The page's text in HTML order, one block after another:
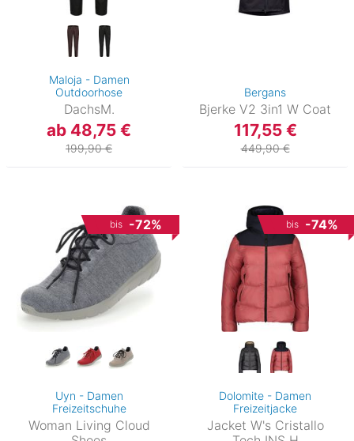
Maloja - Damen
Outdoorhose
DachsM.
ab 48,75 €
199,90 €
Bergans
Bjerke V2 3in1 W Coat
117,55 €
449,90 €
bis -72%
Uyn - Damen
Freizeitschuhe
Woman Living Cloud
bis -74%
Dolomite - Damen
Freizeitjacke
Jacket W's Cristallo